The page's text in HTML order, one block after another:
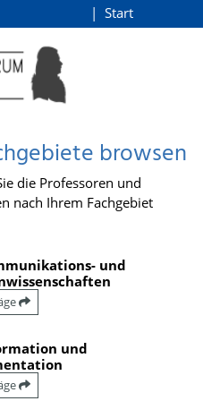
Start
browsen
die Professoren und
nach Ihrem Fachgebiet
und
und